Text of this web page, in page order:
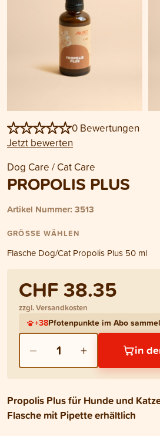
0 Bewertungen
Jetzt bewerten
Dog Care / Cat Care
PROPOLIS PLUS
Artikel Nummer: 3513
GRÖSSE WÄHLEN
Flasche Dog/Cat Propolis Plus 50 ml
CHF 38.35
zzgl. Versandkosten
+38Pfotenpunkte im Abo
− 1 + in
Propolis Plus für Hunde und
Flasche mit Pipette erhältlich